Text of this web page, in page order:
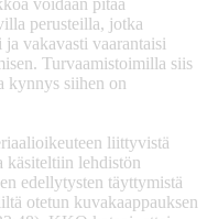
perusteilla, jotka
vakavasti vaarantaisi
Turvaamistoimilla siis
kynnys siihen on
liittyvistä
käsiteltiin lehdistön
edellytysten täyttymistä
otetun kuvakaappauksen